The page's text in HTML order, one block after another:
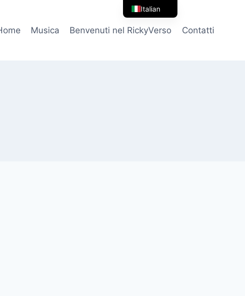
Musica Benvenuti nel RickyVerso Contatti
Italian
English